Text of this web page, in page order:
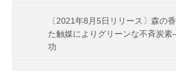
〔2021年8月5日リリース〕森の
た触媒によりグリーンな不斉炭
功